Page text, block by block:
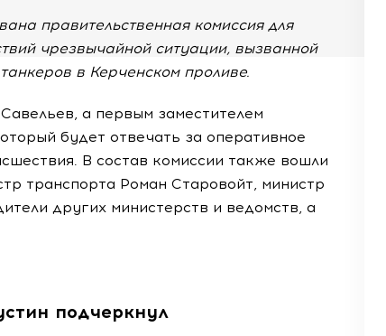
правительственная комиссия для
чрезвычайной ситуации, вызванной
в Керченском проливе.
а первым заместителем
будет отвечать за оперативное
В состав комиссии также вошли
транспорта Роман Старовойт, министр
других министерств и ведомств, а
подчеркнул